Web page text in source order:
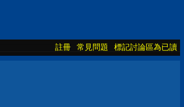
註冊 常見問題 標記討論區為已讀